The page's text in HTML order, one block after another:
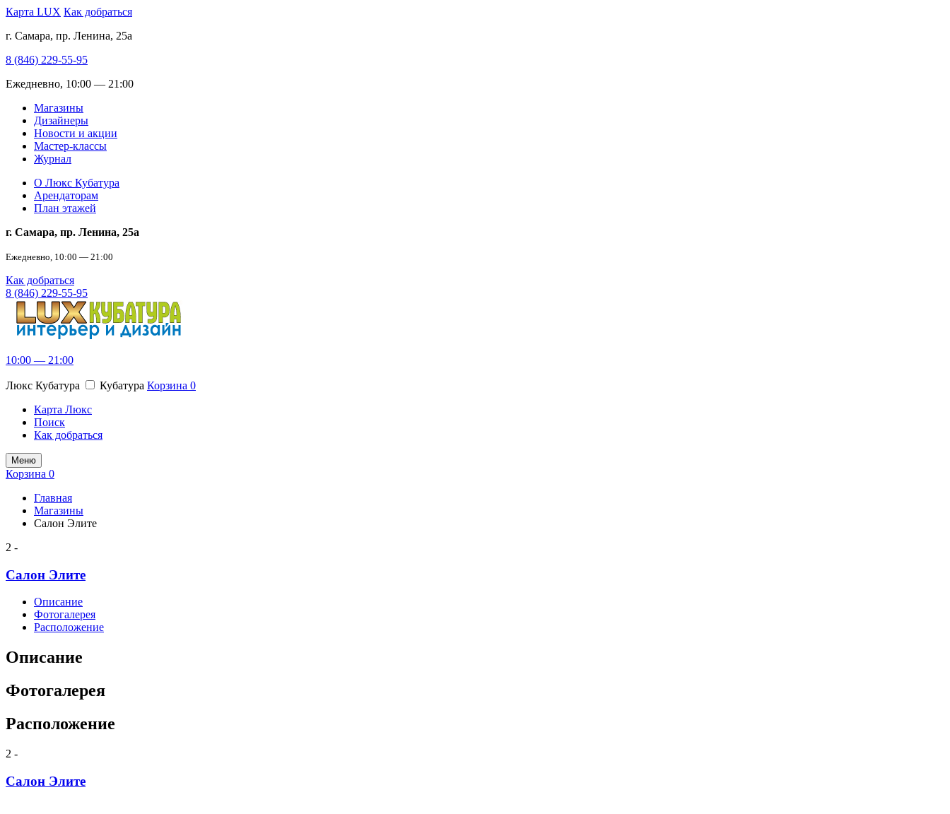
Карта LUX Как добраться
г. Самара, пр. Ленина, 25а
8 (846) 229-55-95
Ежедневно, 10:00 — 21:00
Магазины
Дизайнеры
Новости и акции
Мастер-классы
Журнал
О Люкс Кубатура
Арендаторам
План этажей
г. Самара, пр. Ленина, 25а
Ежедневно, 10:00 — 21:00
Как добраться
8 (846) 229-55-95
10:00 — 21:00
Люкс Кубатура Кубатура Корзина 0
Карта Люкс
Поиск
Как добраться
Меню
Корзина 0
Главная
Магазины
Салон Элите
2 -
Салон Элите
Описание
Фотогалерея
Расположение
Описание
Фотогалерея
Расположение
2 -
Салон Элите